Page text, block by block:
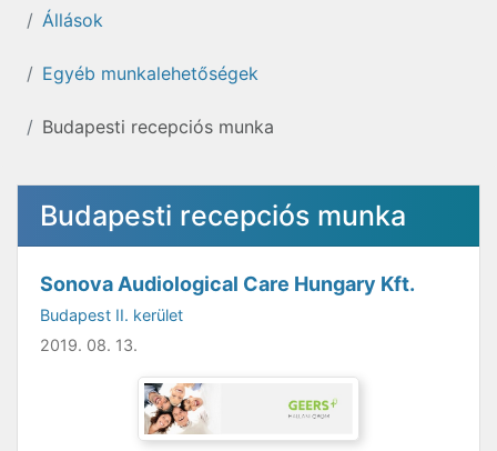
Állások
Egyéb munkalehetőségek
Budapesti recepciós munka
Budapesti recepciós munka
Sonova Audiological Care Hungary Kft.
Budapest II. kerület
2019. 08. 13.